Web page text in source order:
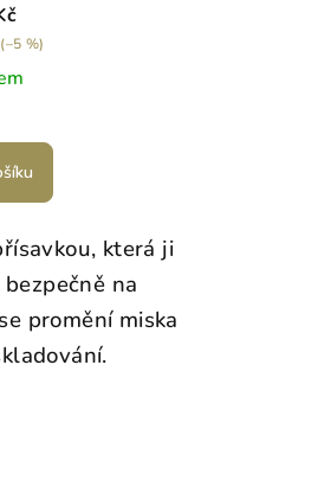
(–5 %)
která ji
na
promění miska